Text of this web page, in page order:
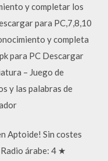
y completar los
para PC,7,8,10
y completa
para PC Descargar
– Juego de
y las palabras de
Aptoide! Sin costes
árabe: 4 ★